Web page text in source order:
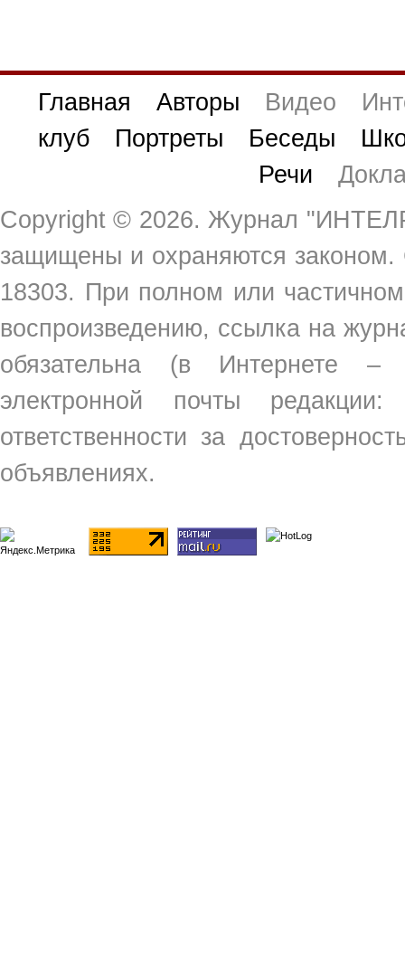
Главная Авторы Видео
клуб
Портреты Беседы
Речи
Copyright © 2026. Журнал
защищены и охраняются
18303. При полном или
воспроизведению, ссылка на
обязательна (в Интернете
электронной почты
ответственности за
объявлениях.